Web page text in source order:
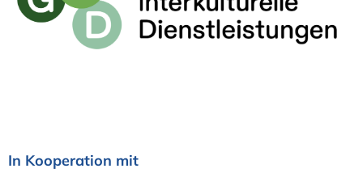
i
In Kooperation mit